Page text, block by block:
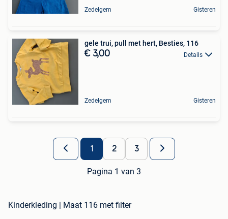
Zedelgem Gisteren
gele trui, pull met hert, Besties, 116
€ 3,00 Details
Zedelgem Gisteren
1 2 3
Pagina 1 van 3
Kinderkleding | Maat 116 met filter